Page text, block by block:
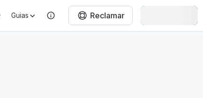
Guias Reclamar